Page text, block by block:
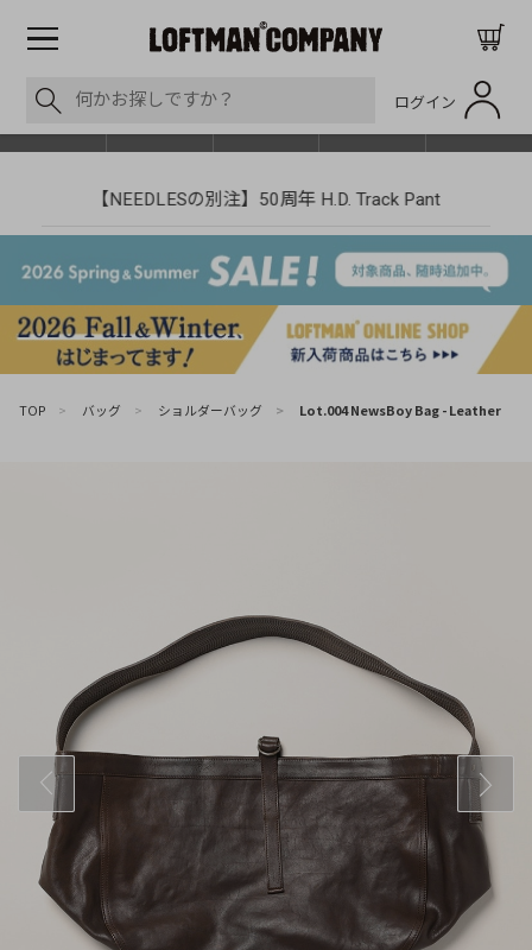
ログイン
SHOP LIST
【NEEDLESの別注】50周年 H.D. Track Pant
TOP > バッグ > ショルダーバッグ > Lot.004 NewsBoy Bag - Leather